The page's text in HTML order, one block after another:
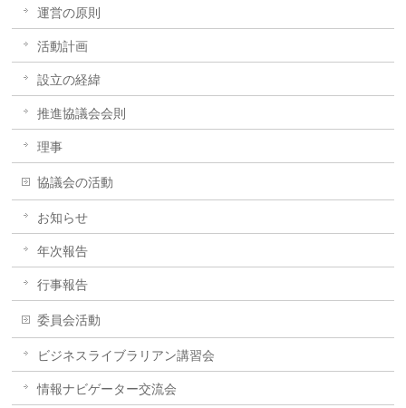
運営の原則
活動計画
設立の経緯
推進協議会会則
理事
協議会の活動
お知らせ
年次報告
行事報告
委員会活動
ビジネスライブラリアン講習会
情報ナビゲーター交流会